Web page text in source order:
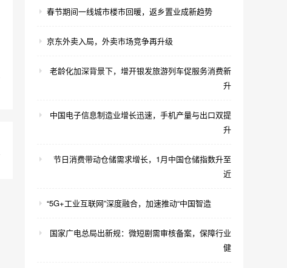
春节期间一线城市楼市回暖，返乡置业成新趋势
京东外卖入局，外卖市场竞争再升级
老龄化加深背景下，增开银发旅游列车促服务消费新
升
中国电子信息制造业增长迅速，手机产量与出口双提
升
节日消费带动仓储需求增长，1月中国仓储指数升至
近
“5G+工业互联网”深度融合，加速推动“中国智造
国家广电总局出新规：微短剧需审核备案，保障行业
健